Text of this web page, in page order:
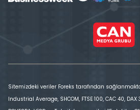
Sitemizdeki veriler Foreks tarafından
Industrial Average, SHCOM, FTSE 100, CAC 40,